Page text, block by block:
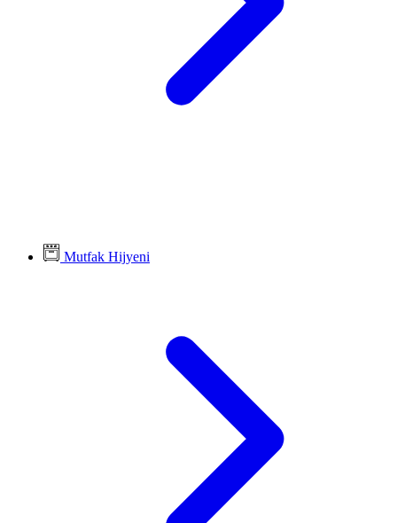
Mutfak Hijyeni